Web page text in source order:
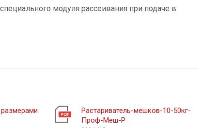
модуля рассеивания при подаче в
Растариватель-мешков-10-50кг-
Проф-Меш-Р